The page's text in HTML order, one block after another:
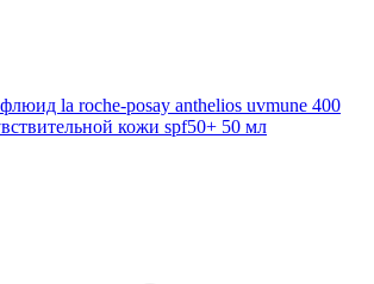
la roche-posay anthelios uvmune 400
кожи spf50+ 50 мл